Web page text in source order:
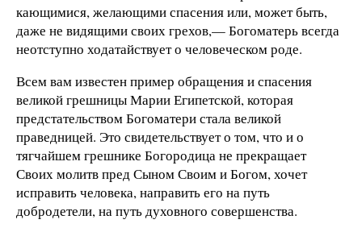
кающимися, желающими спасения или, может быть,
даже не видящими своих грехов,— Богоматерь всегда
неотступно ходатайствует о человеческом роде.
Всем вам известен пример обращения и спасения
великой грешницы Марии Египетской, которая
предстательством Богоматери стала великой
праведницей. Это свидетельствует о том, что и о
тягчайшем грешнике Богородица не прекращает
Своих молитв пред Сыном Своим и Богом, хочет
исправить человека, направить его на путь
добродетели, на путь духовного совершенства.